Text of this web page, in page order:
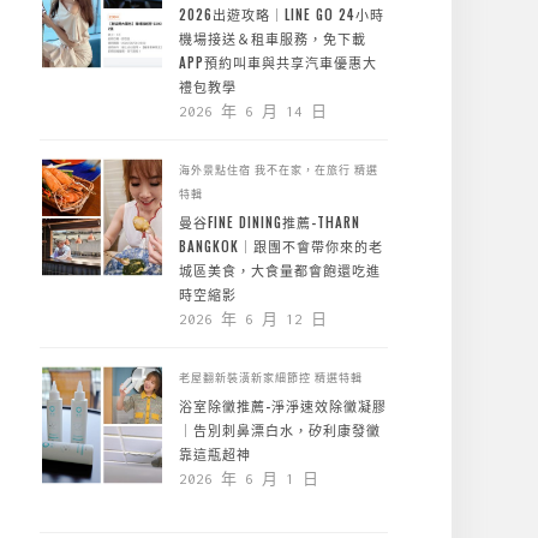
2026出遊攻略｜LINE GO 24小時
機場接送＆租車服務，免下載
APP預約叫車與共享汽車優惠大
禮包教學
2026 年 6 月 14 日
海外景點住宿 我不在家，在旅行 精選
特輯
曼谷FINE DINING推薦-THARN
BANGKOK｜跟團不會帶你來的老
城區美食，大食量都會飽還吃進
時空縮影
2026 年 6 月 12 日
老屋翻新裝潢新家細節控 精選特輯
浴室除黴推薦-淨淨速效除黴凝膠
｜告別刺鼻漂白水，矽利康發黴
靠這瓶超神
2026 年 6 月 1 日